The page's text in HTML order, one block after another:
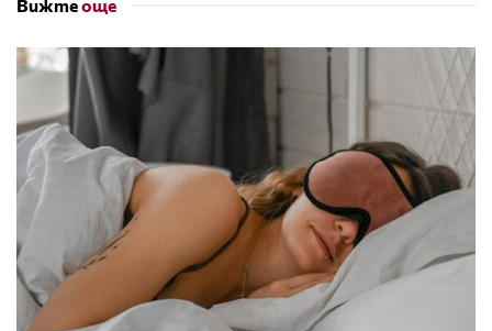
Вижтеоще